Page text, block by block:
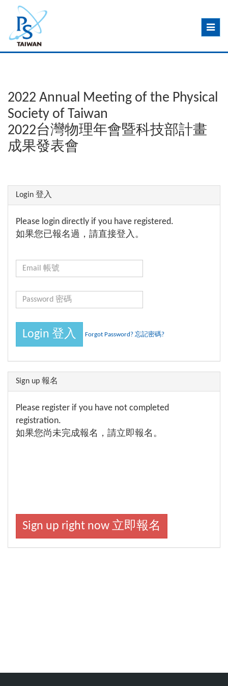
Toggle
2022 Annual Meeting of the Physical
Society of Taiwan
2022台灣物理年會暨科技部計畫
成果發表會
Login 登入
Please login directly if you have registered.
如果您已報名過，請直接登入。
Forgot Password? 忘記密碼?
Sign up 報名
Please register if you have not completed
registration.
如果您尚未完成報名，請立即報名。